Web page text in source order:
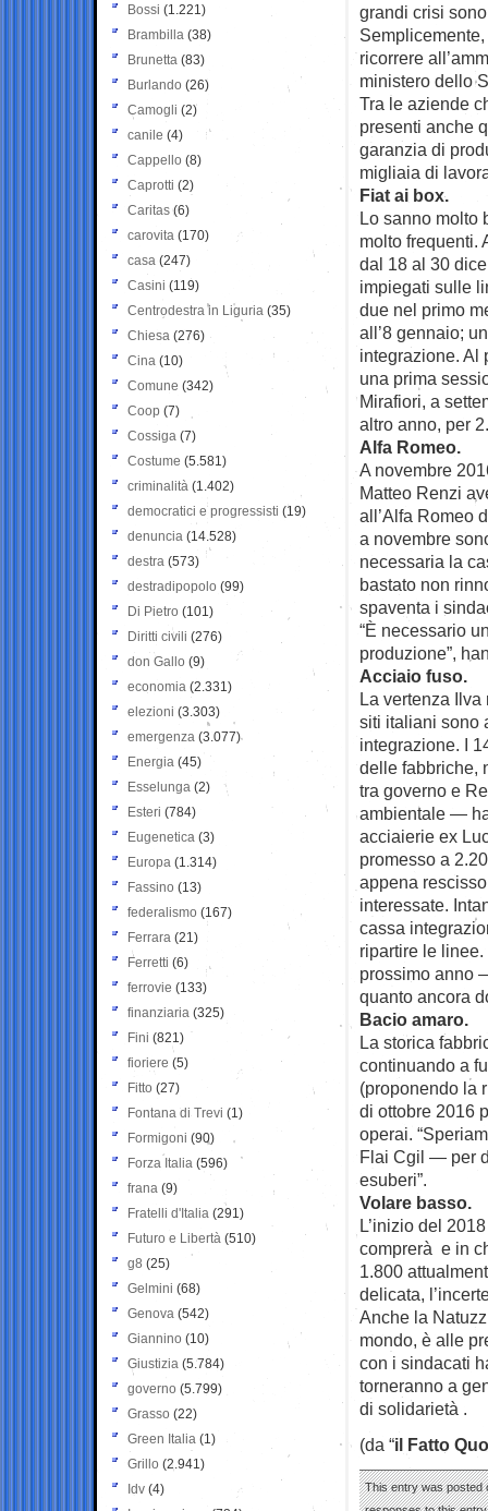
grandi crisi
ricorrere
ministero dello
Tra le aziende
presenti anche
garanzia di
migliaia di
Fiat ai box.
Lo sanno molto
molto frequenti.
dal 18 al 30
impiegati sulle
due nel primo
all’8 gennaio;
integrazione. Al
una prima
Mirafiori, a
altro anno, per
Alfa Romeo.
A novembre
Matteo Renzi
all’Alfa Romeo
a novembre
necessaria la
bastato non
spaventa i
“È necessario
produzione”,
Acciaio fuso.
La vertenza Ilva
siti italiani sono
integrazione. I
delle fabbriche,
tra governo e
ambientale —
acciaierie ex
promesso a
appena
interessate.
cassa
ripartire le
prossimo anno
quanto ancora
Bacio amaro.
La storica
continuando a
(proponendo la
di ottobre 2016
operai.
Flai Cgil — per
esuberi”.
Volare basso.
L’inizio del
comprerà e in
1.800
delicata,
Anche la
mondo, è alle
con i sindacati
torneranno a
di solidarietà .
(da “il Fatto
This entry was posted
Bossi (1.221)
Brambilla (38)
Brunetta (83)
Burlando (26)
Camogli (2)
canile (4)
Cappello (8)
Caprotti (2)
Caritas (6)
carovita (170)
casa (247)
Casini (119)
Centrodestra in Liguria (35)
Chiesa (276)
Cina (10)
Comune (342)
Coop (7)
Cossiga (7)
Costume (5.581)
criminalità (1.402)
democratici e progressisti (19)
denuncia (14.528)
destra (573)
destradipopolo (99)
Di Pietro (101)
Diritti civili (276)
don Gallo (9)
economia (2.331)
elezioni (3.303)
emergenza (3.077)
Energia (45)
Esselunga (2)
Esteri (784)
Eugenetica (3)
Europa (1.314)
Fassino (13)
federalismo (167)
Ferrara (21)
Ferretti (6)
ferrovie (133)
finanziaria (325)
Fini (821)
fioriere (5)
Fitto (27)
Fontana di Trevi (1)
Formigoni (90)
Forza Italia (596)
frana (9)
Fratelli d'Italia (291)
Futuro e Libertà (510)
g8 (25)
Gelmini (68)
Genova (542)
Giannino (10)
Giustizia (5.784)
governo (5.799)
Grasso (22)
Green Italia (1)
Grillo (2.941)
Idv (4)